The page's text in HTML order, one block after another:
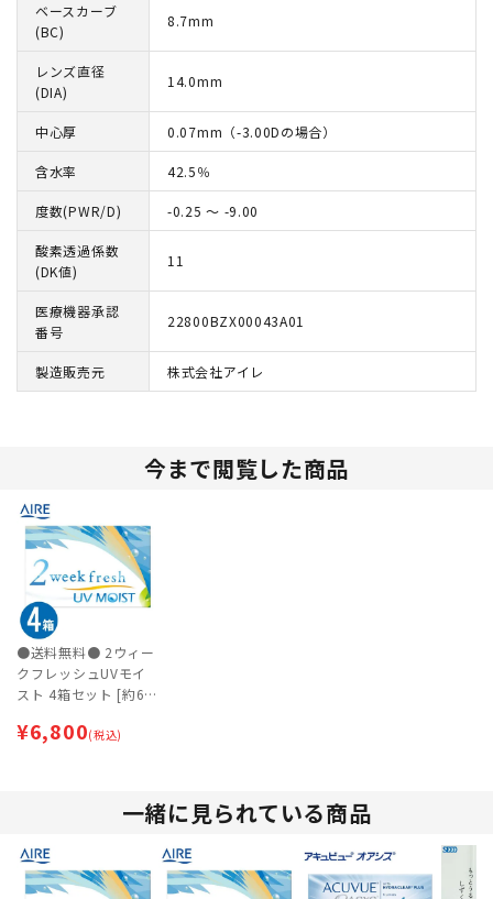
ベースカーブ
(BC)
8.7mm
レンズ直径
(DIA)
14.0mm
中心厚 0.07mm（-3.00Dの場合）
含水率 42.5％
度数(PWR/D) -0.25 ～ -9.00
酸素透過係数
(DK値)
11
医療機器承認
番号
22800BZX00043A01
製造販売元 株式会社アイレ
今まで閲覧した商品
●送料無料● 2ウィー
クフレッシュUVモイ
スト 4箱セット [約6
用】
¥6,800(税込)
一緒に見られている商品